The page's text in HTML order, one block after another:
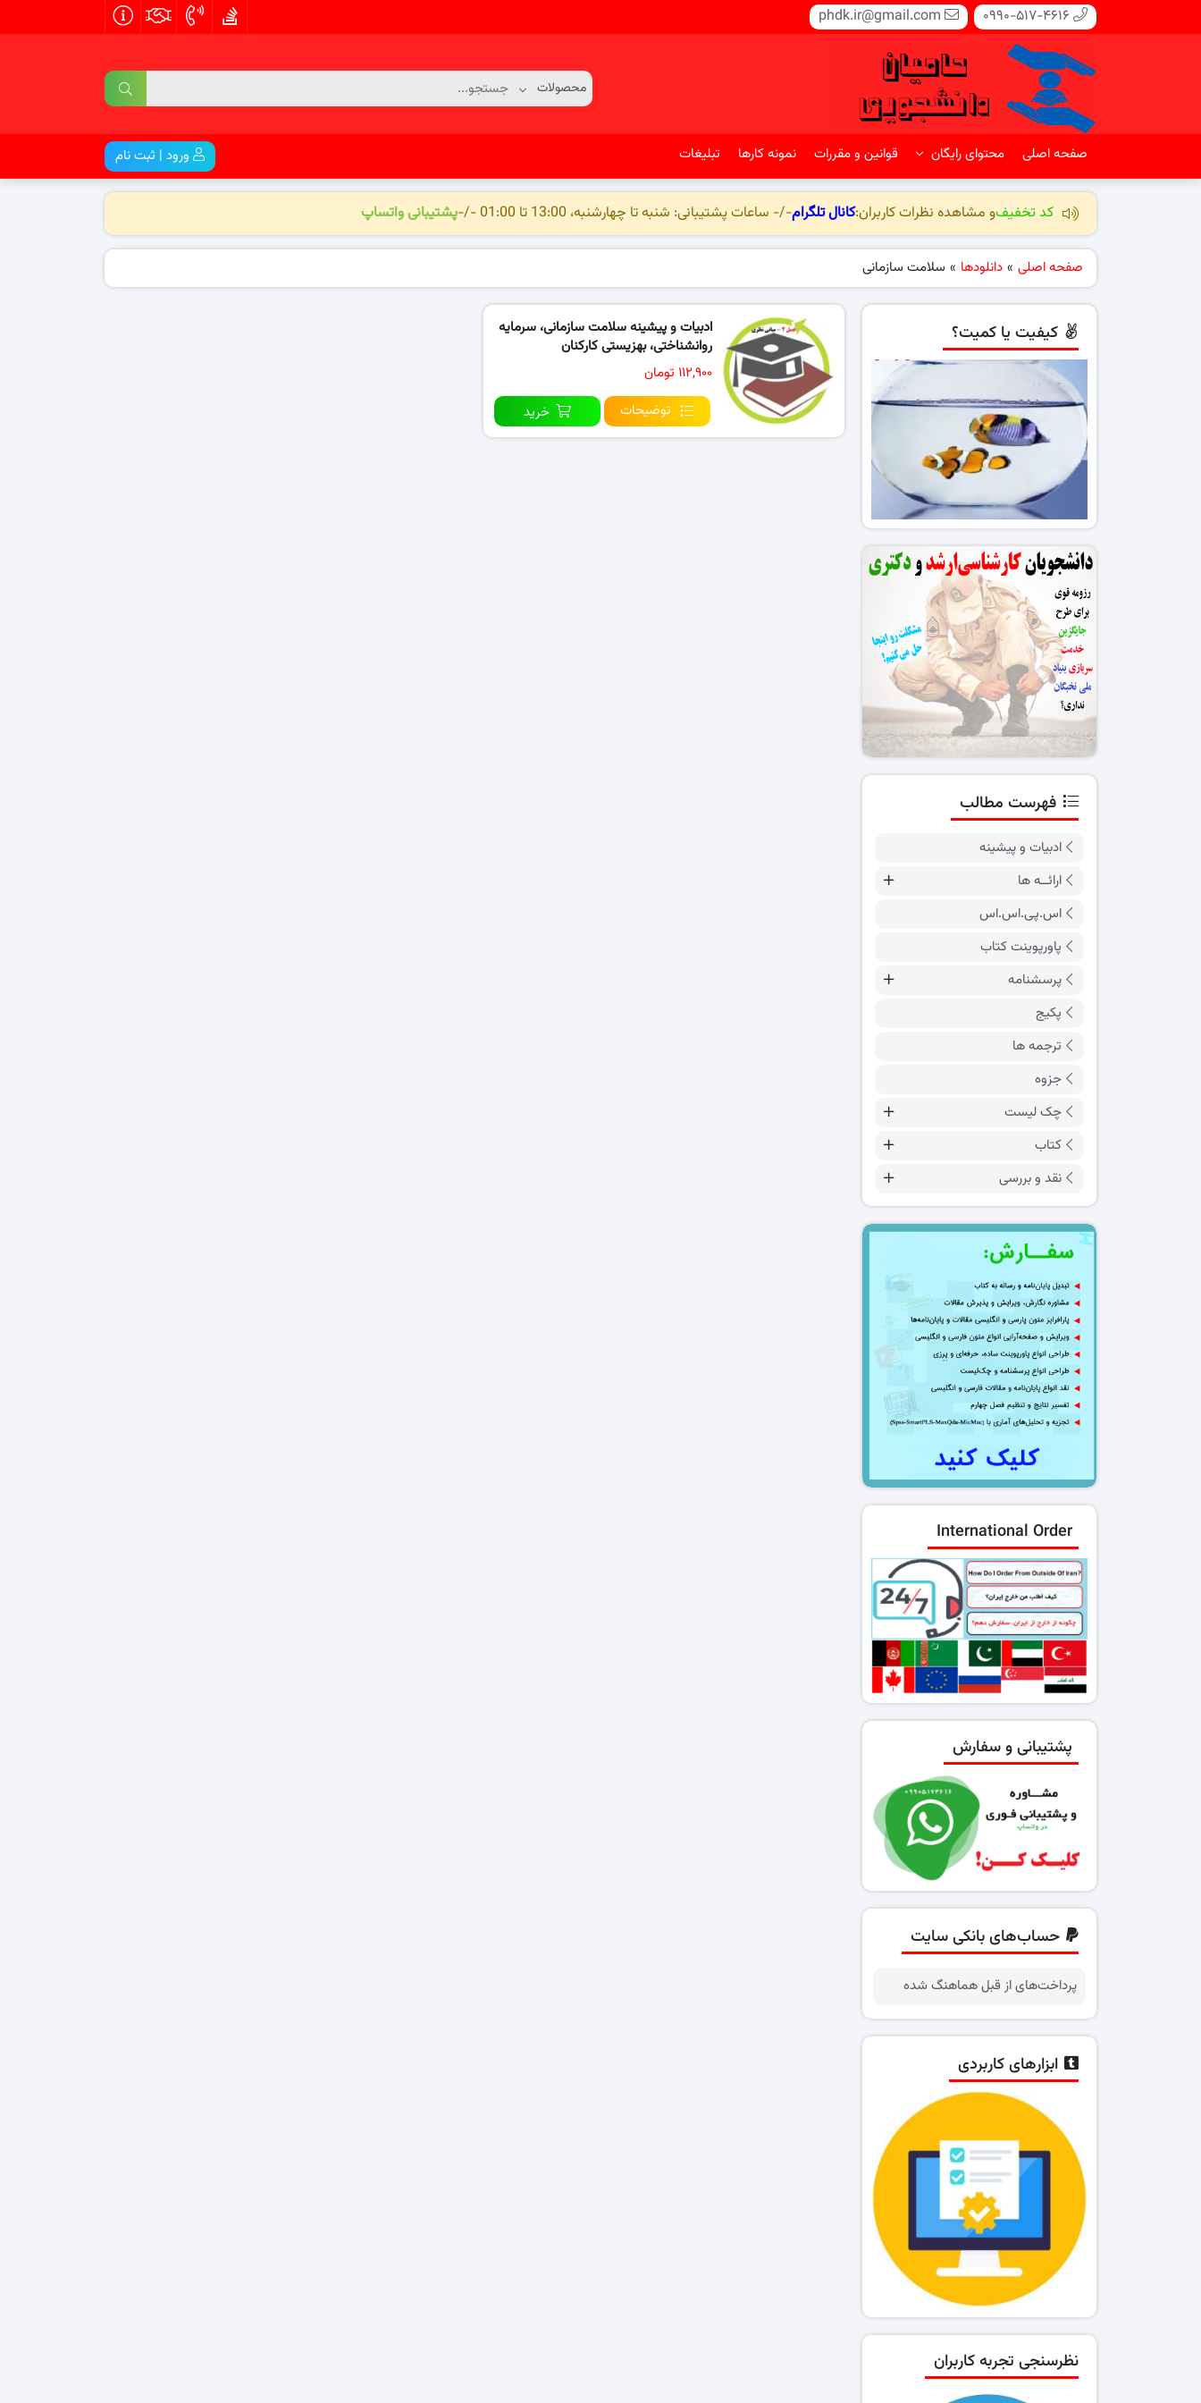
0990-517-4616
phdk.ir@gmail.com
صفحه اصلی محتوای رایگان قوانین و مقررات نمونه کارها تبلیغات ورود | ثبت نام
کد تخفیفو مشاهده نظرات کاربران:کانال تلگرام-/- ساعات پشتیبانی: شنبه تا چهارشنبه، 13:00 تا 01:00 -/- پشتیبانی واتساپ
صفحه اصلی » دانلودها » سلامت سازمانی
ادبیات و پیشینه سلامت سازمانی، سرمایه
روانشناختی، بهزیستی کارکنان
۱۱۲,۹۰۰ تومان
توضیحات
خرید
کیفیت یا کمیت؟
فهرست مطالب
ادبیات و پیشینه
ارائــه ها
اس.پی.اس.اس
پاورپوینت کتاب
پرسشنامه
پکیج
ترجمه ها
جزوه
چک لیست
کتاب
نقد و بررسی
International Order
پشتیبانی و سفارش
حساب‌های بانکی سایت
پرداخت‌های از قبل هماهنگ شده
ابزارهای کاربردی
نظرسنجی تجربه کاربران